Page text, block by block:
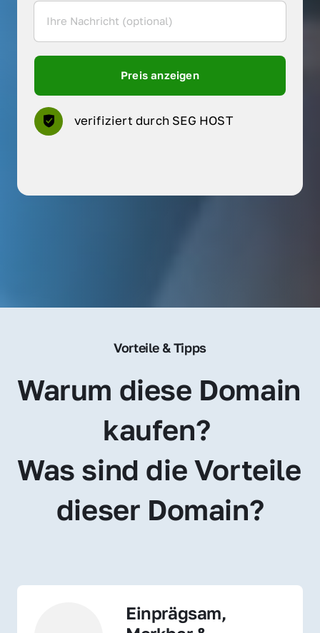
Preis anzeigen
verifiziert durch SEG HOST
Vorteile & Tipps
Warum diese Domain
kaufen?
Was sind die Vorteile
dieser Domain?
Einprägsam,